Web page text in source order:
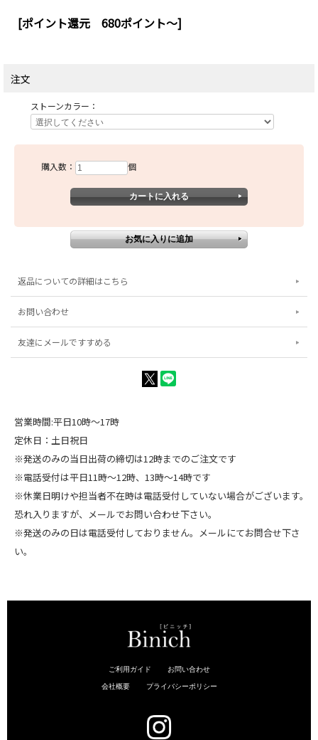
[ポイント還元 680ポイント～]
注文
ストーンカラー：
購入数： 個
返品についての詳細はこちら
お問い合わせ
友達にメールですすめる
営業時間:平日10時～17時
定休日：土日祝日
※発送のみの当日出荷の締切は12時までのご注文です
※電話受付は平日11時～12時、13時～14時です
※休業日明けや担当者不在時は電話受付していない場合がございます。
恐れ入りますが、メールでお問い合わせ下さい。
※発送のみの日は電話受付しておりません。メールにてお問合せ下さ
い。